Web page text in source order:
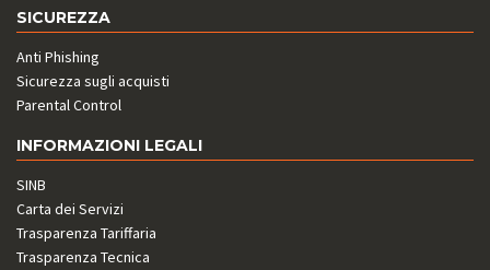
SICUREZZA
Anti Phishing
Sicurezza sugli acquisti
Parental Control
INFORMAZIONI LEGALI
SINB
Carta dei Servizi
Trasparenza Tariffaria
Trasparenza Tecnica